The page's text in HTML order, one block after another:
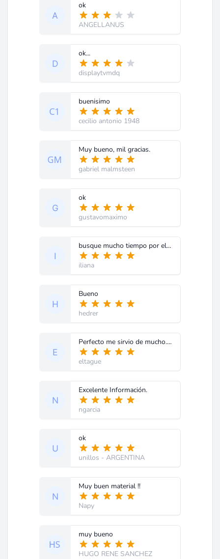
ok
ANGELLANUS
ok...
displaytvmdq
buenisimo
cecilio antonio 1948
Muy bueno, mil gracias.
gabriel malmsteen
ok
gustavomaximo
busque mucho tiempo por el chasis 1lg4b10y0030a hasta que encontre su informe por otro buscador de internet gracias completicimo y claro
iliana
Bueno
hedrer
Perfecto me sirvio de mucho.Muchas gracias,
eltague
Excelente Información.
ngarcia
ok
unillos - ARGENTINA
Muy buen material !!
Napy
muy bueno
HUGO RENE SANCHEZ